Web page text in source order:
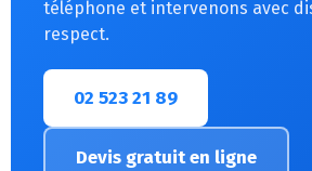
téléphone et intervenons avec
respect.
02 523 21 89
Devis gratuit en ligne